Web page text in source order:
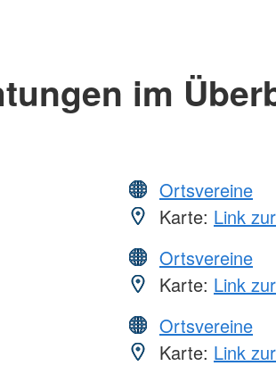
im
Ortsvereine
Karte: Link
Ortsvereine
Karte: Link
Ortsvereine
Karte: Link